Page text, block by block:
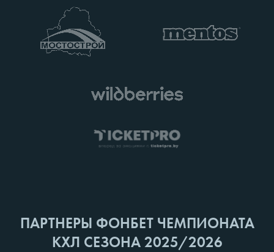
ПАРТНЕРЫ ФОНБЕТ ЧЕМПИОНАТА
КХЛ СЕЗОНА 2025/2026